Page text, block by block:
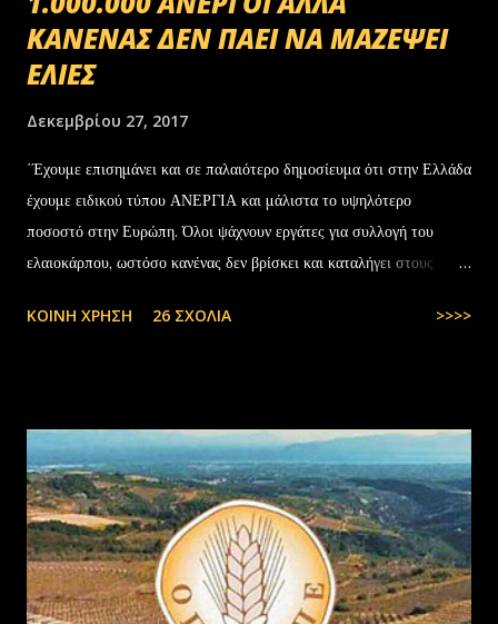
ΚΑΝΕΝΑΣ ΔΕΝ ΠΑΕΙ ΝΑ ΜΑΖΕΨΕΙ
ΕΛΙΕΣ
Δεκεμβρίου 27, 2017
΄Έχουμε επισημάνει και σε παλαιότερο δημοσίευμα ότι στην Ελλάδα
έχουμε ειδικού τύπου ΑΝΕΡΓΙΑ και μάλιστα το υψηλότερο
ποσοστό στην Ευρώπη. Όλοι ψάχνουν εργάτες για συλλογή του
ελαιοκάρπου, ωστόσο κανένας δεν βρίσκει και καταλήγει στους
στην Ελλάδα, πάλι δεν μας φτάνουν. Στην Ελλάδα του 1.000.000
ΚΟΙΝΉ ΧΡΉΣΗ 26 ΣΧΌΛΙΑ >>>>